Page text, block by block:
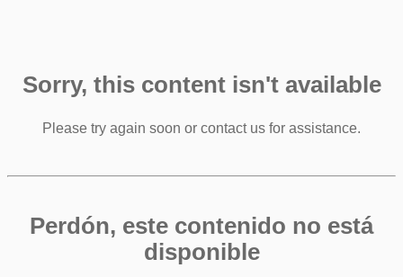
Sorry, this content isn't available
Please try again soon or contact us for assistance.
Perdón, este contenido no está
disponible